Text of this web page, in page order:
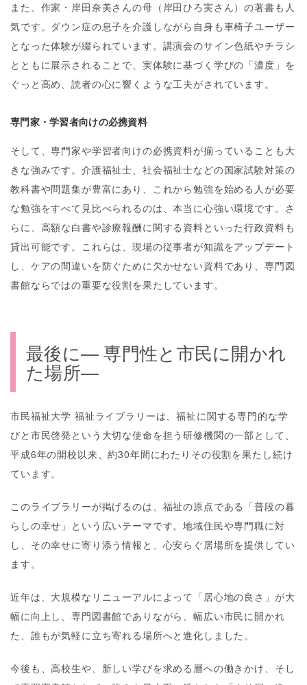
また、作家・岸田奈美さんの母（岸田ひろ実さん）の著書も人
気です。ダウン症の息子を介護しながら自身も車椅子ユーザー
となった体験が綴られています。講演会のサイン色紙やチラシ
とともに展示されることで、実体験に基づく学びの「濃度」を
ぐっと高め、読者の心に響くような工夫がされています。
専門家・学習者向けの必携資料
そして、専門家や学習者向けの必携資料が揃っていることも大
きな強みです。介護福祉士、社会福祉士などの国家試験対策の
教科書や問題集が豊富にあり、これから勉強を始める人が必要
な勉強をすべて見比べられるのは、本当に心強い環境です。さ
らに、高額な白書や診療報酬に関する資料といった行政資料も
貸出可能です。これらは、現場の従事者が知識をアップデート
し、ケアの間違いを防ぐために欠かせない資料であり、専門図
書館ならではの重要な役割を果たしています。
最後に— 専門性と市民に開かれ
た場所—
市民福祉大学 福祉ライブラリーは、福祉に関する専門的な学
びと市民啓発という大切な使命を担う研修機関の一部として、
平成6年の開校以来、約30年間にわたりその役割を果たし続け
ています。
このライブラリーが掲げるのは、福祉の原点である「普段の暮
らしの幸せ」という広いテーマです。地域住民や専門職に対
し、その幸せに寄り添う情報と、心安らぐ居場所を提供してい
ます。
近年は、大規模なリニューアルによって「居心地の良さ」が大
幅に向上し、専門図書館でありながら、幅広い市民に開かれ
た、誰もが気軽に立ち寄れる場所へと進化しました。
今後も、高校生や、新しい学びを求める層への働きかけ、そし